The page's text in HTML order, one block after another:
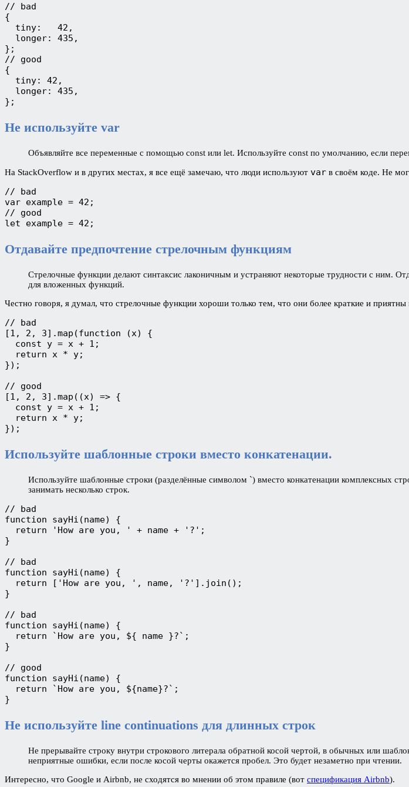
// bad
{
  tiny:   42,
  longer: 435,
};
// good
{
  tiny: 42,
  longer: 435,
};
Не используйте var
Объявляйте все переменные с помощью const или let. Используйте const по умолчанию, если
На StackOverflow и в других местах, я все ещё замечаю, что люди используют var в своём коде. Не
// bad
var example = 42;
// good
let example = 42;
Отдавайте предпочтение стрелочным функциям
Стрелочные функции делают синтаксис лаконичным и устраняют некоторые трудности с ним.
для вложенных функций.
Честно говоря, я думал, что стрелочные функции хороши только тем, что они более краткие и приятны
// bad
[1, 2, 3].map(function (x) {
  const y = x + 1;
  return x * y;
});
// good
[1, 2, 3].map((x) => {
  const y = x + 1;
  return x * y;
});
Используйте шаблонные строки вместо конкатенации.
Используйте шаблонные строки (разделённые символом `) вместо конкатенации комплексных
занимать несколько строк.
// bad
function sayHi(name) {
  return 'How are you, ' + name + '?';
}
// bad
function sayHi(name) {
  return ['How are you, ', name, '?'].join();
}
// bad
function sayHi(name) {
  return `How are you, ${ name }?`;
}
// good
function sayHi(name) {
  return `How are you, ${name}?`;
}
Не используйте line continuations для длинных строк
Не прерывайте строку внутри строкового литерала обратной косой чертой, в обычных или
неприятные ошибки, если после косой черты окажется пробел. Это будет незаметно при чтении.
Интересно, что Google и Airbnb, не сходятся во мнении об этом правиле (вот спецификация Airbnb).